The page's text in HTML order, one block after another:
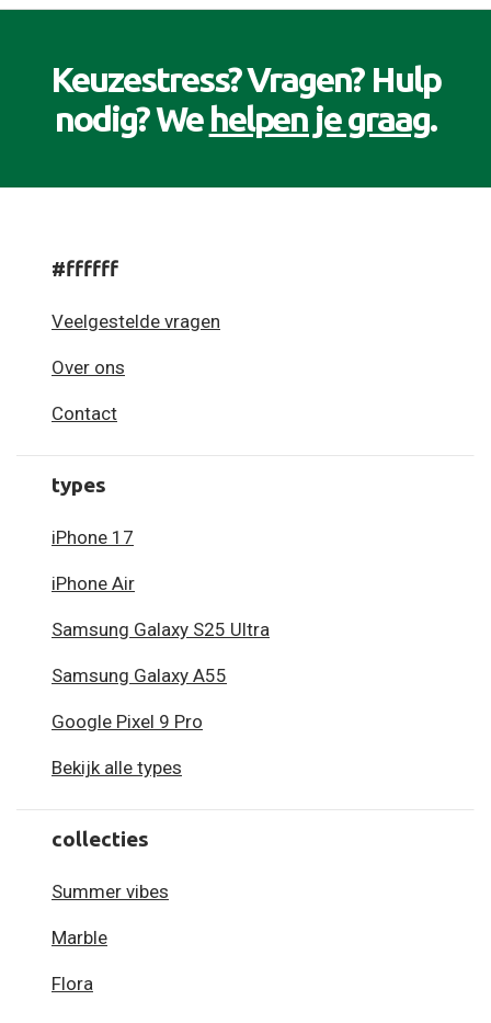
Keuzestress? Vragen? Hulp
nodig? Wehelpen je graag.
#ffffff
Veelgestelde vragen
Over ons
Contact
types
iPhone 17
iPhone Air
Samsung Galaxy S25 Ultra
Samsung Galaxy A55
Google Pixel 9 Pro
Bekijk alle types
collecties
Summer vibes
Marble
Flora